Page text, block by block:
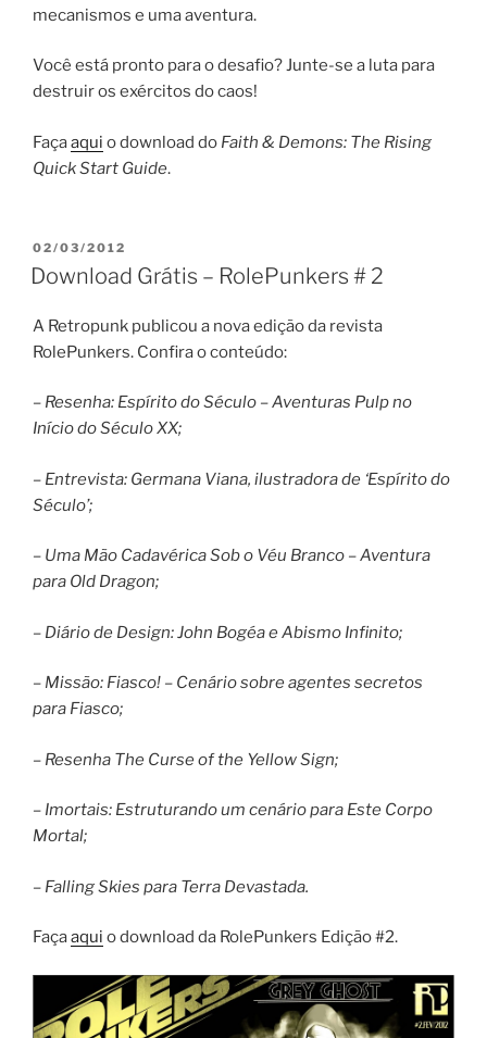
mecanismos e uma aventura.
Você está pronto para o desafio? Junte-se a luta para
destruir os exércitos do caos!
Façaaqui o download do Faith & Demons: The Rising
Quick Start Guide.
PUBLICADO
EM
02/03/2012
Download Grátis – RolePunkers # 2
A Retropunk publicou a nova edição da revista
RolePunkers. Confira o conteúdo:
– Resenha: Espírito do Século – Aventuras Pulp no
Início do Século XX;
– Entrevista: Germana Viana, ilustradora de ‘Espírito do
Século’;
– Uma Mão Cadavérica Sob o Véu Branco – Aventura
para Old Dragon;
– Diário de Design: John Bogéa e Abismo Infinito;
– Missão: Fiasco! – Cenário sobre agentes secretos
para Fiasco;
– Resenha The Curse of the Yellow Sign;
– Imortais: Estruturando um cenário para Este Corpo
Mortal;
– Falling Skies para Terra Devastada.
Façaaqui o download da RolePunkers Edição #2.